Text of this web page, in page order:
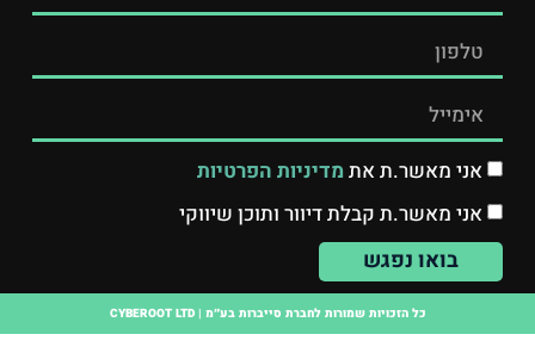
אני מאשר.ת את מדיניות הפרטיות
אני מאשר.ת קבלת דיוור ותוכן שיווקי
בואו נפגש
כל הזכויות שמורות לחברת סייברות בע״מ | CYBEROOT LTD